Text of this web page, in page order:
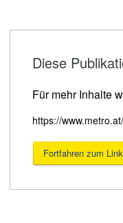
Diese
Für mehr Inhalte
https://
Fortfahren zum Link